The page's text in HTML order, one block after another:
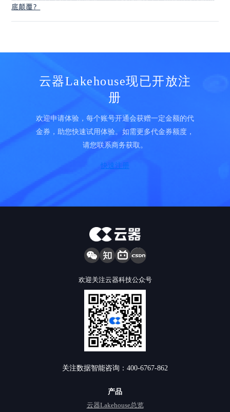
底颠覆？
云器Lakehouse现已开放注
册
欢迎申请体验，每个账号开通会获赠一定金额的代
金券，助您快速试用体验。如需更多代金券额度，
请您联系商务获取。
快速注册
欢迎关注云器科技公众号
关注数据智能咨询：400-6767-862
产品
云器Lakehouse总览